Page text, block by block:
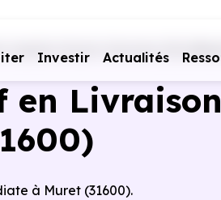
Investir Actualités
rapide Haute-Garonne (31)
à Muret (31600).